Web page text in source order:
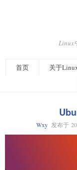
Linux
首页 关于
Wxy 发布于